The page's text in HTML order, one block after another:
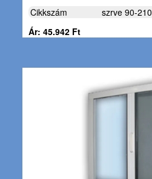
Cikkszám
szrve 90-210
Ár: 45.942 Ft